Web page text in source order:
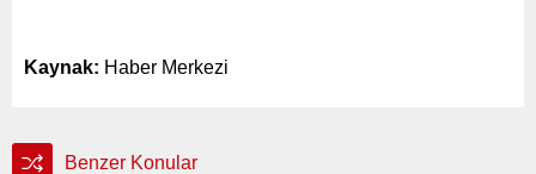
Kaynak: Haber Merkezi
Benzer Konular